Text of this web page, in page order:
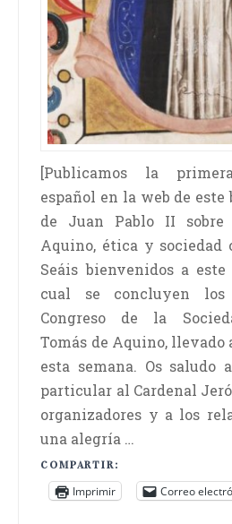
[Publicamos la
español en la web de
de Juan Pablo II sobre
Aquino, ética y sociedad
Seáis bienvenidos a
cual se concluyen
Congreso de la
Tomás de Aquino, llevado
esta semana. Os saludo
particular al Cardenal
organizadores y a los
una alegría …
COMPARTIR:
Imprimir Correo